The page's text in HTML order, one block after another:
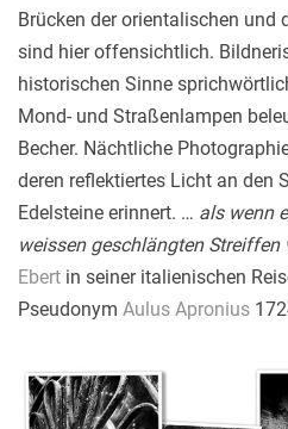
Brücken der orientalischen und
sind hier offensichtlich.
historischen Sinne
Mond- und Straßenlampen
Becher. Nächtliche
deren reflektiertes Licht an den
Edelsteine erinnert. … als wenn
weissen geschlängten Streiffen
Ebert in seiner italienischen
Pseudonym Aulus Apronius